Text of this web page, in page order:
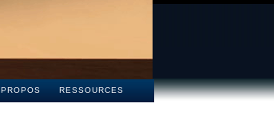
RESSOURCES